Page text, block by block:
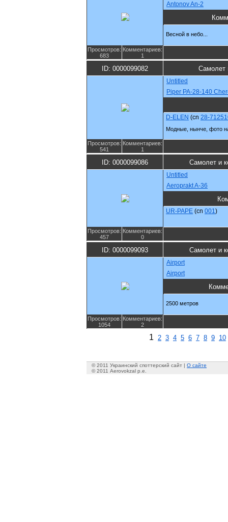
Antonov An-2
Весной в небо...
Просмотров:
683
Комментариев:
1
ID: 0000099082 Самолет
Untitled
Piper PA-28-140
D-ELEN (cn 28-
Модные, нынче, фото
Просмотров:
541
Комментариев:
1
ID: 0000099086 Самолет и
Untitled
Aeroprakt A-36
UR-PAPE (cn 001)
Просмотров:
457
Комментариев:
0
ID: 0000099093 Самолет и
Airport
Airport
2500 метров
Просмотров:
1054
Комментариев:
2
1 2 3 4 5 6 7 8 9 10
© 2011 Украинский споттерский сайт | О сайте
© 2011 Aerovokzal p.e.